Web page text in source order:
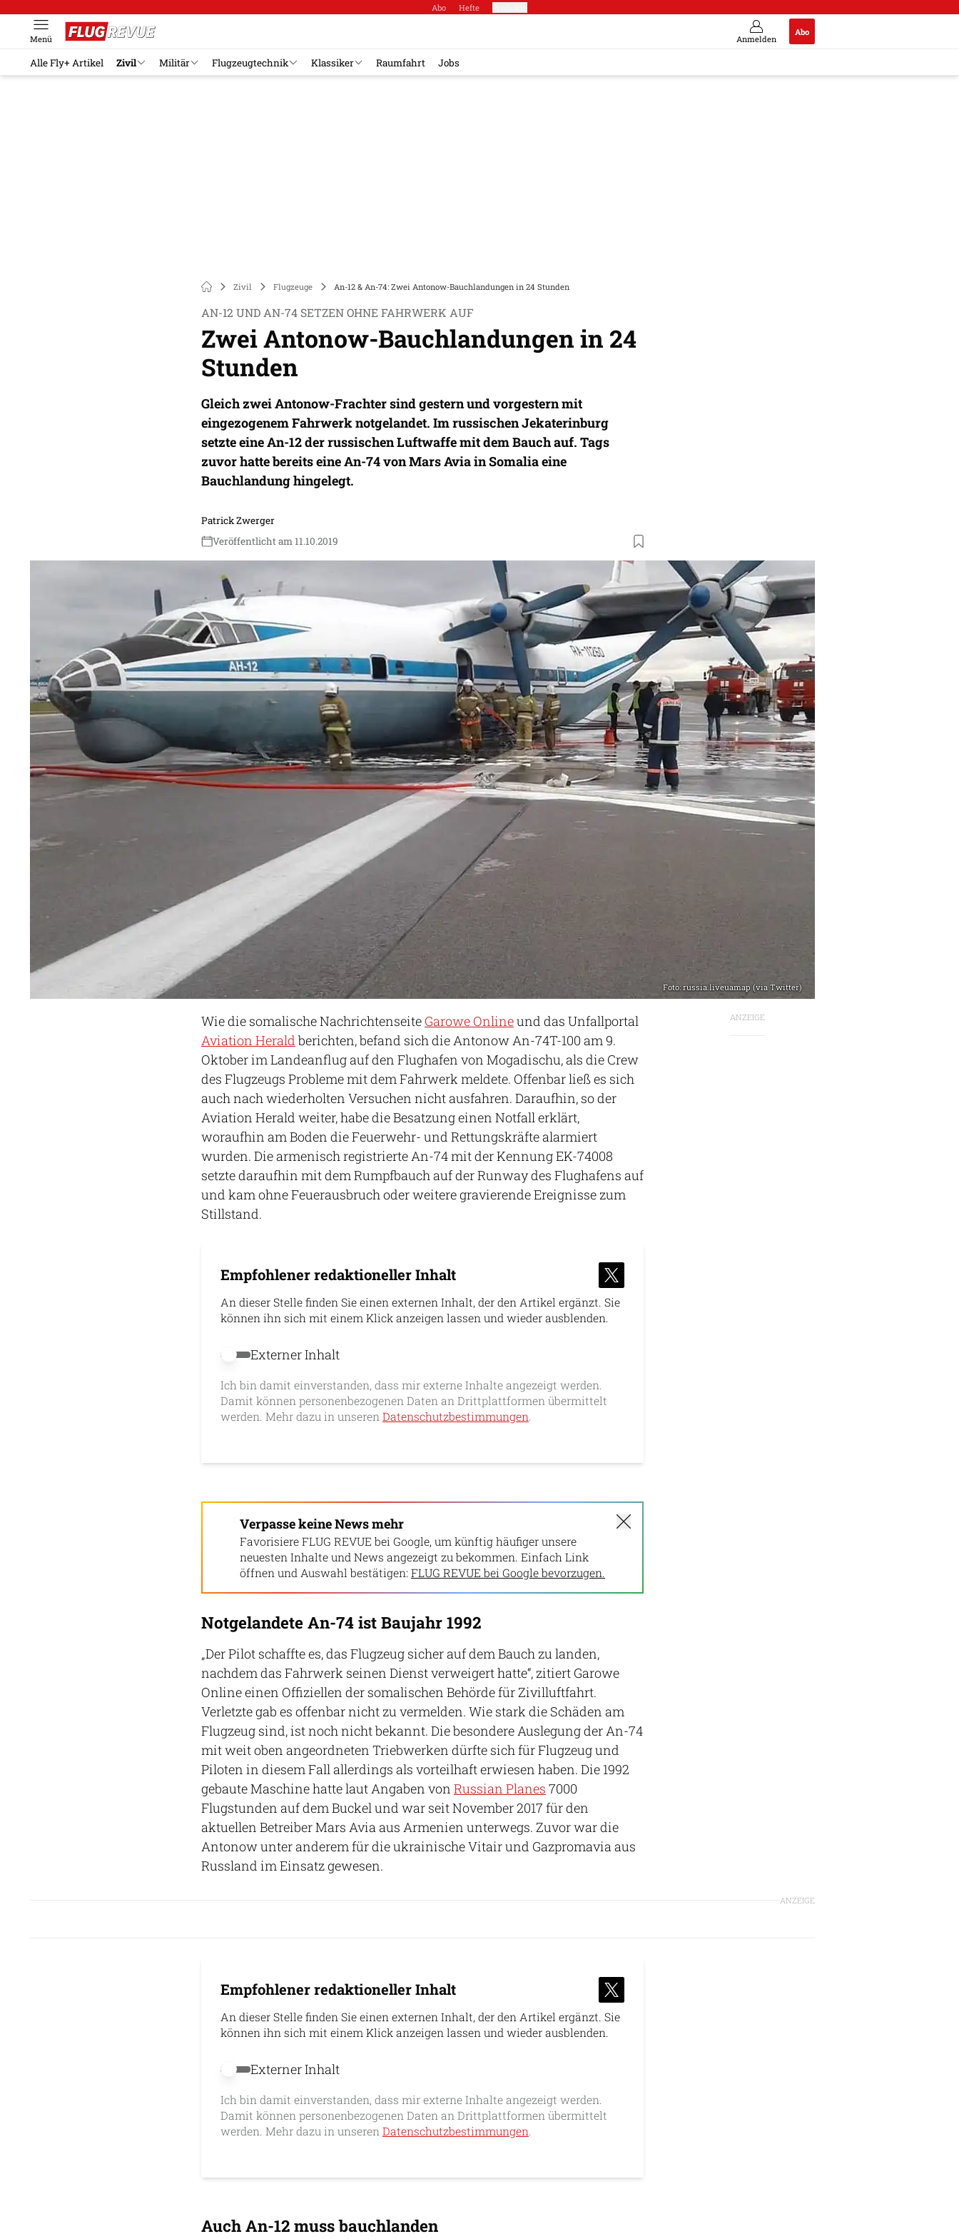
Abo Hefte
Anmelden
Abo
Menü
Alle Fly+ Artikel Zivil Militär Flugzeugtechnik Klassiker Raumfahrt Jobs
Zivil Flugzeuge An-12 & An-74: Zwei Antonow-Bauchlandungen in 24 Stunden
AN-12 UND AN-74 SETZEN OHNE FAHRWERK AUF
Zwei Antonow-Bauchlandungen in 24
Stunden
Gleich zwei Antonow-Frachter sind gestern und vorgestern mit
eingezogenem Fahrwerk notgelandet. Im russischen Jekaterinburg
setzte eine An-12 der russischen Luftwaffe mit dem Bauch auf. Tags
zuvor hatte bereits eine An-74 von Mars Avia in Somalia eine
Bauchlandung hingelegt.
Patrick Zwerger
Veröffentlicht am 11.10.2019
Foto: russia.liveuamap (via Twitter)
ANZEIGE
Wie die somalische Nachrichtenseite Garowe Onlineund das Unfallportal
Aviation Herald berichten, befand sich die Antonow An-74T-100 am 9.
Oktober im Landeanflug auf den Flughafen von Mogadischu, als die Crew
des Flugzeugs Probleme mit dem Fahrwerk meldete. Offenbar ließ es sich
auch nach wiederholten Versuchen nicht ausfahren. Daraufhin, so der
Aviation Herald weiter, habe die Besatzung einen Notfall erklärt,
woraufhin am Boden die Feuerwehr- und Rettungskräfte alarmiert
wurden. Die armenisch registrierte An-74 mit der Kennung EK-74008
setzte daraufhin mit dem Rumpfbauch auf der Runway des Flughafens auf
und kam ohne Feuerausbruch oder weitere gravierende Ereignisse zum
Stillstand.
Empfohlener redaktioneller Inhalt
An dieser Stelle finden Sie einen externen Inhalt, der den Artikel ergänzt. Sie
können ihn sich mit einem Klick anzeigen lassen und wieder ausblenden.
Externer Inhalt erlauben
Externer Inhalt
Ich bin damit einverstanden, dass mir externe Inhalte angezeigt werden.
Damit können personenbezogenen Daten an Drittplattformen übermittelt
werden. Mehr dazu in unseren Datenschutzbestimmungen.
Verpasse keine News mehr
Favorisiere FLUG REVUE bei Google, um künftig häufiger unsere
neuesten Inhalte und News angezeigt zu bekommen. Einfach Link
öffnen und Auswahl bestätigen: FLUG REVUE bei Google bevorzugen.
Notgelandete An-74 ist Baujahr 1992
„Der Pilot schaffte es, das Flugzeug sicher auf dem Bauch zu landen,
nachdem das Fahrwerk seinen Dienst verweigert hatte“, zitiert Garowe
Online einen Offiziellen der somalischen Behörde für Zivilluftfahrt.
Verletzte gab es offenbar nicht zu vermelden. Wie stark die Schäden am
Flugzeug sind, ist noch nicht bekannt. Die besondere Auslegung der An-74
mit weit oben angeordneten Triebwerken dürfte sich für Flugzeug und
Piloten in diesem Fall allerdings als vorteilhaft erwiesen haben. Die 1992
gebaute Maschine hatte laut Angaben von Russian Planes 7000
Flugstunden auf dem Buckel und war seit November 2017 für den
aktuellen Betreiber Mars Avia aus Armenien unterwegs. Zuvor war die
Antonow unter anderem für die ukrainische Vitair und Gazpromavia aus
Russland im Einsatz gewesen.
ANZEIGE
Empfohlener redaktioneller Inhalt
An dieser Stelle finden Sie einen externen Inhalt, der den Artikel ergänzt. Sie
können ihn sich mit einem Klick anzeigen lassen und wieder ausblenden.
Externer Inhalt erlauben
Externer Inhalt
Ich bin damit einverstanden, dass mir externe Inhalte angezeigt werden.
Damit können personenbezogenen Daten an Drittplattformen übermittelt
werden. Mehr dazu in unseren Datenschutzbestimmungen.
Auch An-12 muss bauchlanden